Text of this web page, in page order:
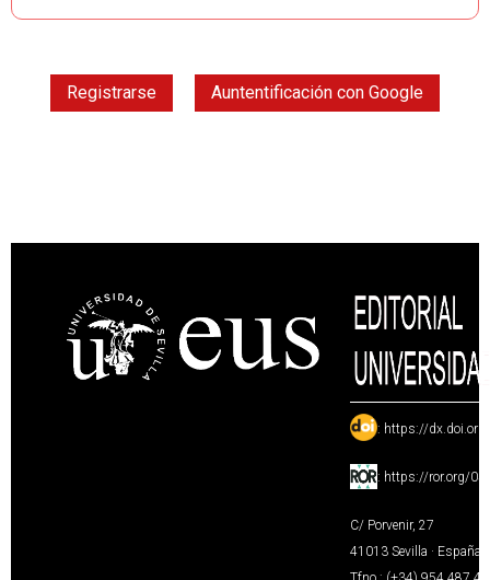
Registrarse Auntentificación con Google
: https://
: https://ror.org/
C/ Porvenir, 27
41013 Sevilla · España